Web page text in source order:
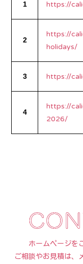
1 https://
2
https://
holidays/
3 https://
4
https://
2026/
ホームページを
ご相談やお見積は、